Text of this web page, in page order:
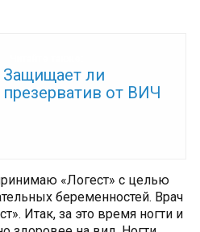
Защищает ли
презерватив от ВИЧ
«Логест» с целью
беременностей. Врач
Итак, за это время ногти и